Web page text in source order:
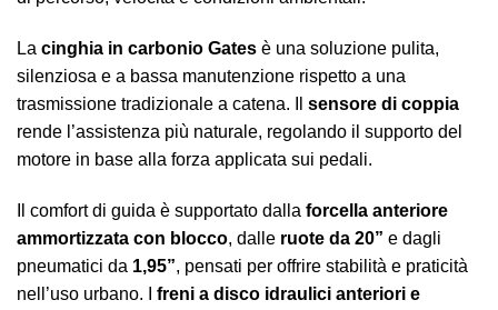
La cinghia in carbonio Gates è una soluzione pulita,
silenziosa e a bassa manutenzione rispetto a una
trasmissione tradizionale a catena. Il sensore di coppia
rende l’assistenza più naturale, regolando il supporto del
motore in base alla forza applicata sui pedali.
Il comfort di guida è supportato dalla forcella anteriore
ammortizzata con blocco, dalle ruote da 20” e dagli
pneumatici da 1,95”, pensati per offrire stabilità e praticità
nell’uso urbano. I freni a disco idraulici anteriori e